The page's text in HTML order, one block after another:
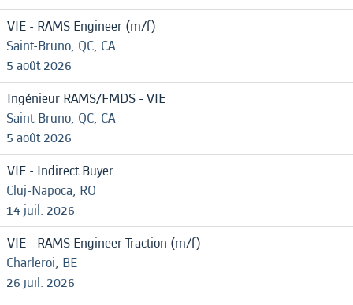
VIE - RAMS Engineer (m/f)
Saint-Bruno, QC, CA
5 août 2026
Ingénieur RAMS/FMDS - VIE
Saint-Bruno, QC, CA
5 août 2026
VIE - Indirect Buyer
Cluj-Napoca, RO
14 juil. 2026
VIE - RAMS Engineer Traction (m/f)
Charleroi, BE
26 juil. 2026